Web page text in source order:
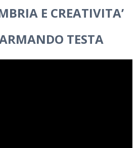
E CREATIVITA’
TESTA